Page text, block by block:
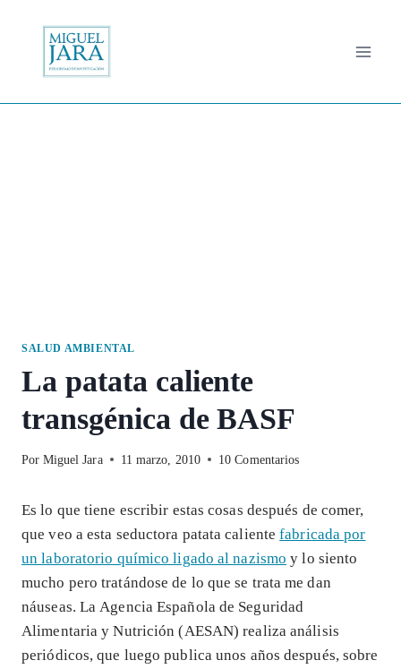
contenido
SALUD AMBIENTAL
La patata caliente
transgénica de BASF
Por Miguel Jara 11 marzo, 2010 10 Comentarios
Es lo que tiene escribir estas cosas después de comer,
que veo a esta seductora patata calientefabricada por
un laboratorio químico ligado al nazismo y lo siento
mucho pero tratándose de lo que se trata me dan
náuseas. La Agencia Española de Seguridad
Alimentaria y Nutrición (AESAN) realiza análisis
periódicos, que luego publica unos años después, sobre